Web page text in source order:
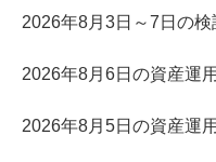
2026年8月3日～7日の検
2026年8月6日の資産運
2026年8月5日の資産運